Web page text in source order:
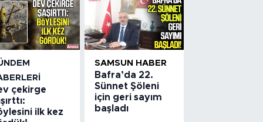
çekirge
ilk kez
SAMSUN HABER
Bafra’da 22.
Sünnet Şöleni
için geri sayım
başladı